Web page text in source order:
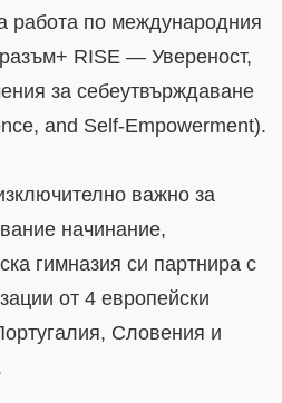
работа по международния
RISE — Увереност,
за себеутвърждаване
and Self-Empowerment).
важно за
начинание,
гимназия си партнира с
от 4 европейски
Словения и